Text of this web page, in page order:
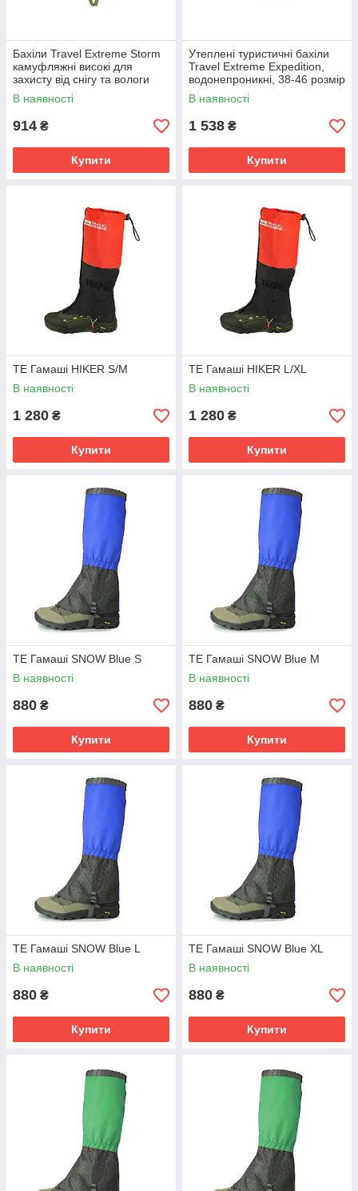
Бахіли Travel Extreme Storm
камуфляжні високі для
захисту від снігу та вологи
В наявності
914 ₴
Купити
Утеплені туристичні бахіли
Travel Extreme Expedition,
водонепроникні, 38-46 розмір
В наявності
1 538 ₴
Купити
TE Гамаші HIKER S/M
В наявності
1 280 ₴
Купити
TE Гамаші HIKER L/XL
В наявності
1 280 ₴
Купити
TE Гамаші SNOW Blue S
В наявності
880 ₴
Купити
TE Гамаші SNOW Blue M
В наявності
880 ₴
Купити
TE Гамаші SNOW Blue L
В наявності
880 ₴
Купити
TE Гамаші SNOW Blue XL
В наявності
880 ₴
Купити